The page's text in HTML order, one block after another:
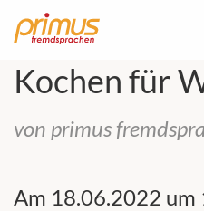
Kochen für
von primus
Am 18.06.2022 um